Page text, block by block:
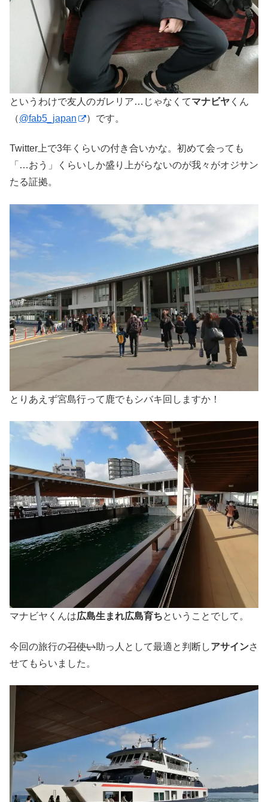
というわけで友人のガレリア…じゃなくてマナビヤ くん
（@fab5_japan ）です。
Twitter上で3年くらいの付き合いかな。初めて会っても
「…おう」くらいしか盛り上がらないのが我々がオジサン
たる証拠。
とりあえず宮島行って鹿でもシバキ回しますか！
マナビヤくんは広島生まれ広島育ちということでして。
今回の旅行の召使い助っ人として最適と判断しアサインさ
せてもらいました。